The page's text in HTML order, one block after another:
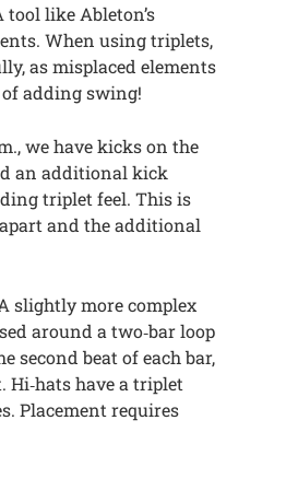
like Ableton’s
When using triplets,
as misplaced elements
of adding swing!
we have kicks on the
an additional kick
triplet feel. This is
and the additional
slightly more complex
around a two‑bar loop
second beat of each bar,
have a triplet
Placement requires